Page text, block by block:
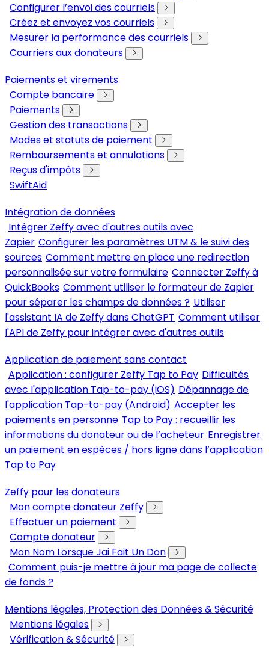
Configurer l’envoi des courriels
Créez et envoyez vos courriels
Mesurer la performance des courriels
Courriers aux donateurs
Paiements et virements
Compte bancaire
Paiements
Gestion des transactions
Modes et statuts de paiement
Remboursements et annulations
Reçus d'impôts
SwiftAid
Intégration de données
Intégrer Zeffy avec d'autres outils avec
Zapier Configurer les paramètres UTM & le suivi des
sources Comment mettre en place une redirection
personnalisée sur votre formulaire Connecter Zeffy à
QuickBooks Comment utiliser le formateur de Zapier
pour séparer les champs de données ? Utiliser
l'assistant IA de Zeffy dans ChatGPT Comment utiliser
l'API de Zeffy pour intégrer avec d'autres outils
Application de paiement sans contact
Application : configurer Zeffy Tap to Pay Difficultés
avec l'application Tap-to-pay (iOS) Dépannage de
l'application Tap-to-pay (Android) Accepter les
paiements en personne Tap to Pay : recueillir les
informations du donateur ou de l’acheteur Enregistrer
un paiement en espèces / hors ligne dans l’application
Tap to Pay
Zeffy pour les donateurs
Mon compte donateur Zeffy
Effectuer un paiement
Compte donateur
Mon Nom Lorsque Jai Fait Un Don
Comment puis-je mettre à jour ma page de collecte
de fonds ?
Mentions légales, Protection des Données & Sécurité
Mentions légales
Vérification & Sécurité